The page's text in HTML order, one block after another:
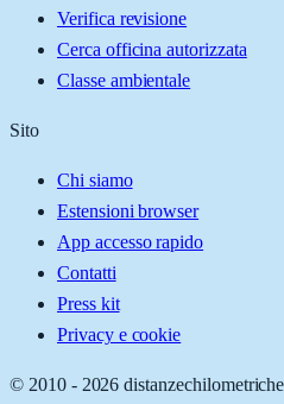
Verifica revisione
Cerca officina autorizzata
Classe ambientale
Sito
Chi siamo
Estensioni browser
App accesso rapido
Contatti
Press kit
Privacy e cookie
© 2010 - 2026